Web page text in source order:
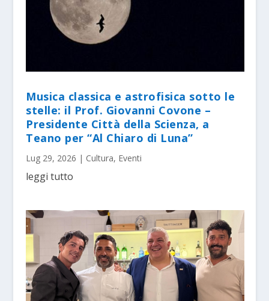
Musica classica e astrofisica sotto le
stelle: il Prof. Giovanni Covone –
Presidente Città della Scienza, a
Teano per “Al Chiaro di Luna”
Lug 29, 2026 | Cultura, Eventi
leggi tutto